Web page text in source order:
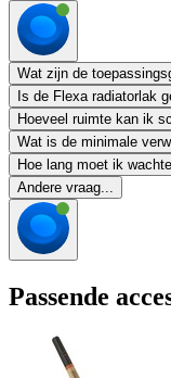
Wat zijn de
Is de Flexa radiatorlak
Hoeveel ruimte kan ik
Wat is de minimale
Hoe lang moet ik
Andere vraag...
Passende